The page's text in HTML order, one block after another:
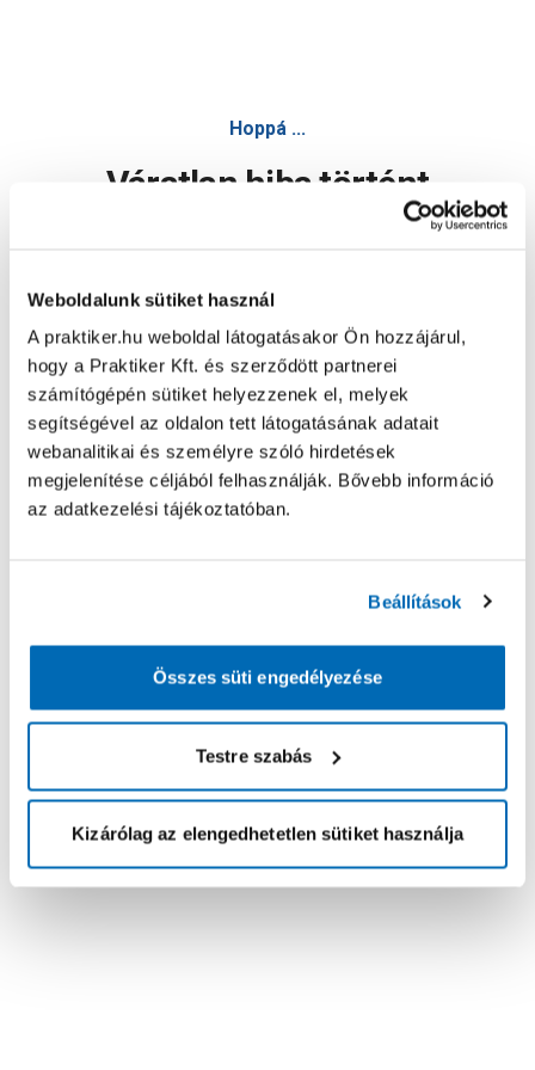
Weboldalunk sütiket használ
A praktiker.hu weboldal látogatásakor Ön hozzájárul,
hogy a Praktiker Kft. és szerződött partnerei
számítógépén sütiket helyezzenek el, melyek
segítségével az oldalon tett látogatásának adatait
webanalitikai és személyre szóló hirdetések
megjelenítése céljából felhasználják. Bővebb információ
az adatkezelési tájékoztatóban.
Beállítások
Összes süti engedélyezése
Testre szabás
Kizárólag az elengedhetetlen sütiket használja
Hoppá ...
Váratlan hiba történt
Oldal újratöltése